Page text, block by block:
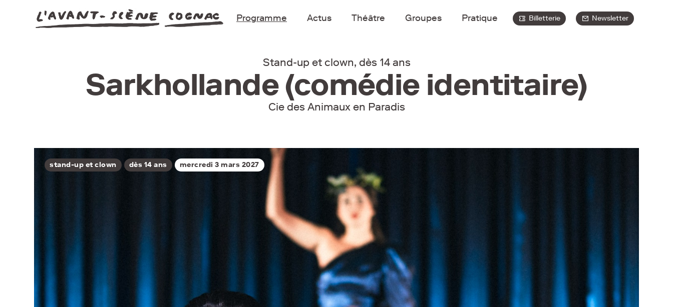
Programme Actus Théâtre Groupes Pratique Billetterie Newsletter
Stand-up et clown, dès 14 ans
Sarkhollande (comédie identitaire)
Cie des Animaux en Paradis
stand-up et clown dès 14 ans mercredi 3 mars 2027